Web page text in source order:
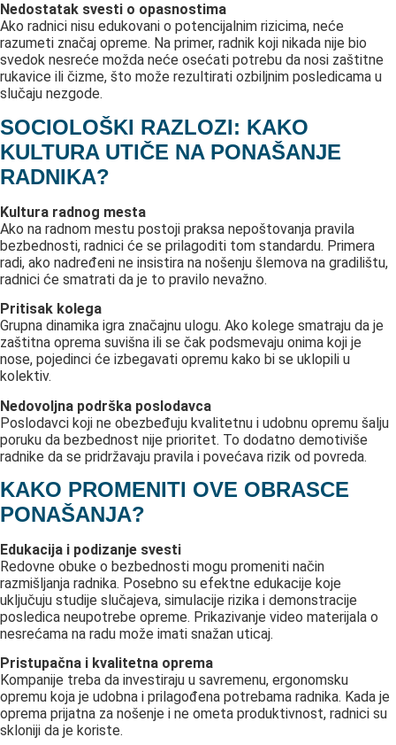
Nedostatak svesti o opasnostima
Ako radnici nisu edukovani o potencijalnim rizicima, neće
razumeti značaj opreme. Na primer, radnik koji nikada nije bio
svedok nesreće možda neće osećati potrebu da nosi zaštitne
rukavice ili čizme, što može rezultirati ozbiljnim posledicama u
slučaju nezgode.
SOCIOLOŠKI RAZLOZI: KAKO
KULTURA UTIČE NA PONAŠANJE
RADNIKA?
Kultura radnog mesta
Ako na radnom mestu postoji praksa nepoštovanja pravila
bezbednosti, radnici će se prilagoditi tom standardu. Primera
radi, ako nadređeni ne insistira na nošenju šlemova na gradilištu,
radnici će smatrati da je to pravilo nevažno.
Pritisak kolega
Grupna dinamika igra značajnu ulogu. Ako kolege smatraju da je
zaštitna oprema suvišna ili se čak podsmevaju onima koji je
nose, pojedinci će izbegavati opremu kako bi se uklopili u
kolektiv.
Nedovoljna podrška poslodavca
Poslodavci koji ne obezbeđuju kvalitetnu i udobnu opremu šalju
poruku da bezbednost nije prioritet. To dodatno demotiviše
radnike da se pridržavaju pravila i povećava rizik od povreda.
KAKO PROMENITI OVE OBRASCE
PONAŠANJA?
Edukacija i podizanje svesti
Redovne obuke o bezbednosti mogu promeniti način
razmišljanja radnika. Posebno su efektne edukacije koje
uključuju studije slučajeva, simulacije rizika i demonstracije
posledica neupotrebe opreme. Prikazivanje video materijala o
nesrećama na radu može imati snažan uticaj.
Pristupačna i kvalitetna oprema
Kompanije treba da investiraju u savremenu, ergonomsku
opremu koja je udobna i prilagođena potrebama radnika. Kada je
oprema prijatna za nošenje i ne ometa produktivnost, radnici su
skloniji da je koriste.